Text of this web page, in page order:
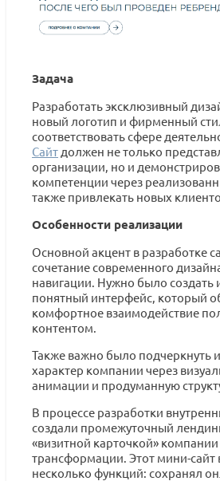
Задача
Разработать эксклюзивный
новый логотип и фирменный
соответствовать сфере
Сайт должен не только
организации, но и
компетенции через
также привлекать новых
Особенности реализации
Основной акцент в разработке
сочетание современного
навигации. Нужно было создать
понятный интерфейс, который
комфортное взаимодействие
контентом.
Также важно было подчеркнуть
характер компании через
анимации и продуманную
В процессе разработки
создали промежуточный
«визитной карточкой» компании
трансформации. Этот мини-сайт
несколько функций: сохранял